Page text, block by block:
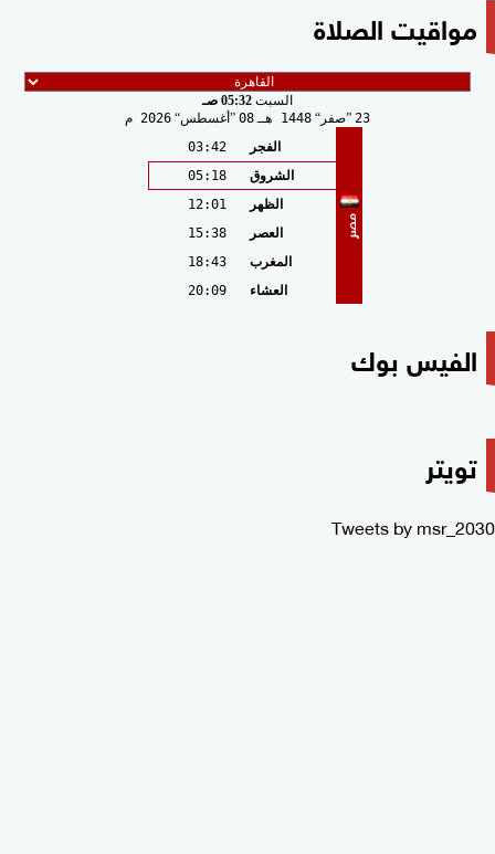
مواقيت الصلاة
السبت 05:32 صـ
23
صفر 1448 هـ 08 أغسطس 2026 م
مصر
الفجر
03:42
الشروق
05:18
الظهر
12:01
العصر
15:38
المغرب
18:43
العشاء
20:09
الفيس بوك
تويتر
Tweets by msr_2030